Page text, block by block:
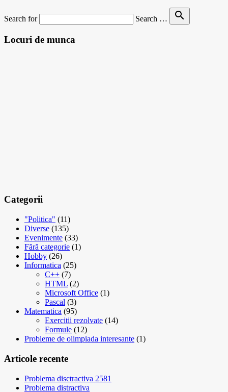
Search for Search … search
Locuri de munca
Categorii
"Politica" (11)
Diverse (135)
Evenimente (33)
Fără categorie (1)
Hobby (26)
Informatica (25)
C++ (7)
HTML (2)
Microsoft Office (1)
Pascal (3)
Matematica (95)
Exercitii rezolvate (14)
Formule (12)
Probleme de olimpiada interesante (1)
Articole recente
Problema disctractiva 2581
Problema distractiva